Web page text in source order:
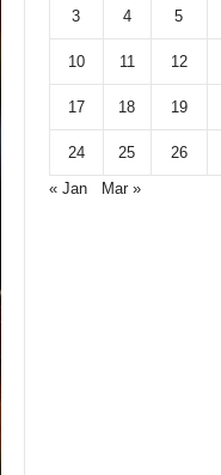
3 4 5
10 11 12
17 18 19
24 25 26
« Jan
Mar »